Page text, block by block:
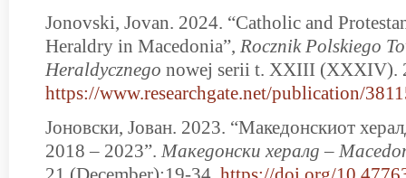
Jonovski, Jovan. 2024. “Catholic and
Heraldry in Macedonia”, Rocznik Polskiego
Heraldycznego nowej serii t. XXIII (XXXIV).
https://www.researchgate.net/publication/
Јоновски, Јован. 2023. “Македонскиот
2018 – 2023”. Мaкедонски хералд –